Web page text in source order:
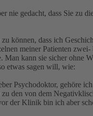
nie gedacht, dass Sie zu
können, dass ich
meiner Patienten
Man kann sie sicher ohne
etwas sagen will, wie:
Psychodoktor, gehöre
den von dem
der Klinik bin ich aber